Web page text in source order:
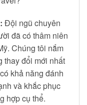
Đội ngũ chuyên
đã có thâm niên
Chúng tôi nắm
thay đổi mới nhất
khả năng đánh
và khắc phục
hợp cụ thể.